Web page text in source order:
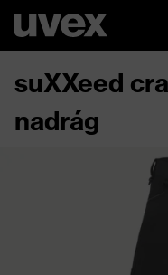
suXXeed
nadrág